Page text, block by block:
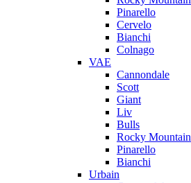
Pinarello
Cervelo
Bianchi
Colnago
VAE
Cannondale
Scott
Giant
Liv
Bulls
Rocky Mountain
Pinarello
Bianchi
Urbain